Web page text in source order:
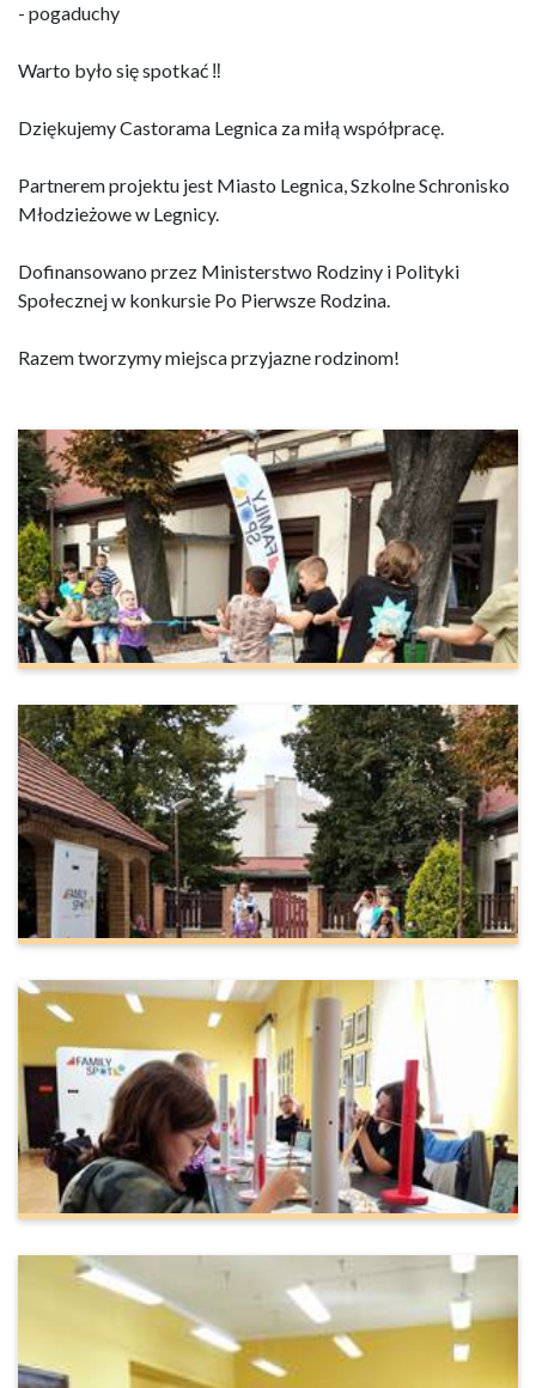
- pogaduchy
Warto było się spotkać ‼️
Dziękujemy Castorama Legnica za miłą współpracę.
Partnerem projektu jest Miasto Legnica, Szkolne Schronisko
Młodzieżowe w Legnicy.
Dofinansowano przez Ministerstwo Rodziny i Polityki
Społecznej w konkursie Po Pierwsze Rodzina.
Razem tworzymy miejsca przyjazne rodzinom!